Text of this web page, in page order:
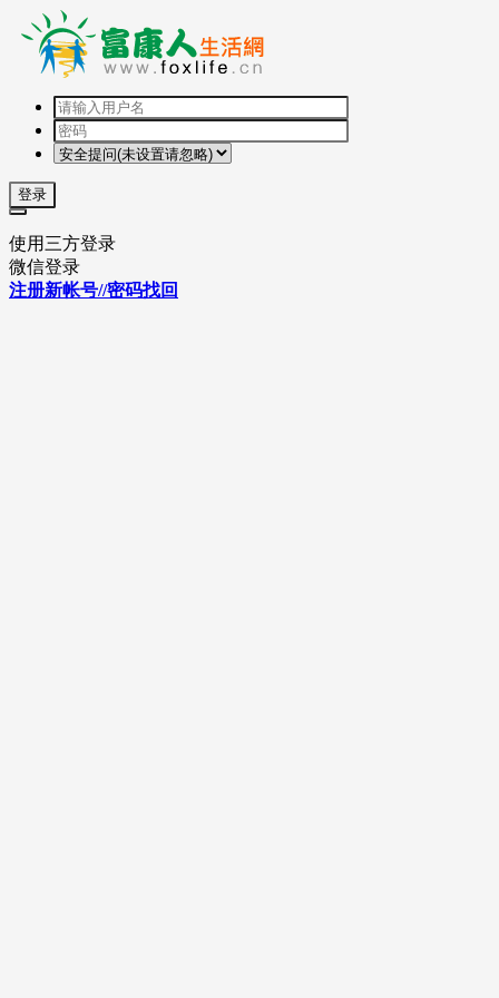
登录
使用三方登录
微信登录
注册新帐号//密码找回